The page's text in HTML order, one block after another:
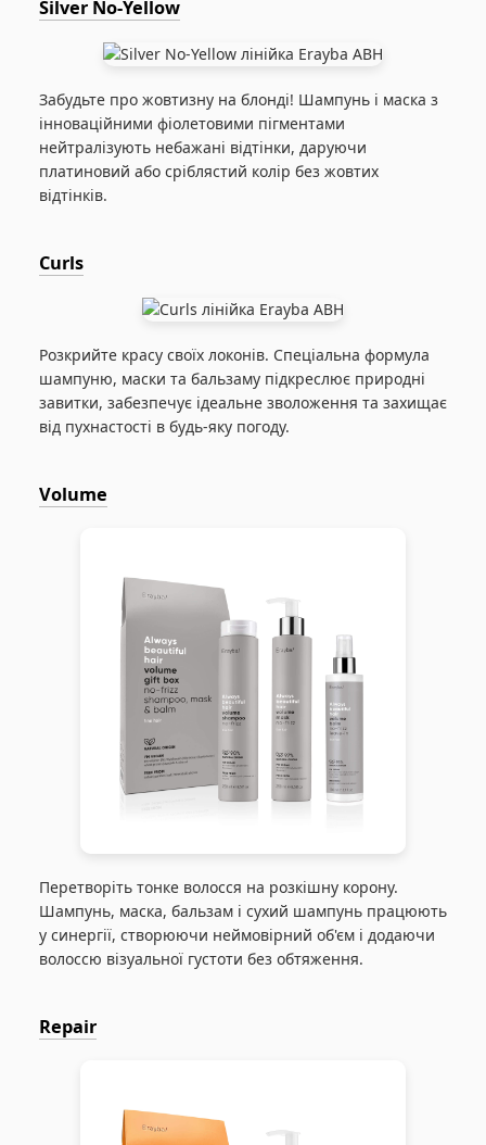
Silver No-Yellow
Забудьте про жовтизну на блонді! Шампунь і маска з
інноваційними фіолетовими пігментами
нейтралізують небажані відтінки, даруючи
платиновий або сріблястий колір без жовтих
відтінків.
Curls
Розкрийте красу своїх локонів. Спеціальна формула
шампуню, маски та бальзаму підкреслює природні
завитки, забезпечує ідеальне зволоження та захищає
від пухнастості в будь-яку погоду.
Volume
Перетворіть тонке волосся на розкішну корону.
Шампунь, маска, бальзам і сухий шампунь працюють
у синергії, створюючи неймовірний об'єм і додаючи
волоссю візуальної густоти без обтяження.
Repair